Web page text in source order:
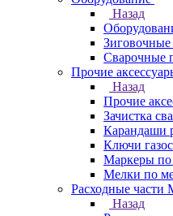
Назад
Зиговочные
Сварочные
Прочие
Назад
Прочие
Зачистка
Карандаши
Ключи
Маркеры по
Мелки по
Расходные части
Назад